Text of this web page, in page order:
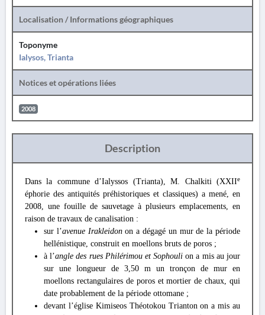
Localisation / Informations géographiques
Toponyme
Ialysos, Trianta
Notices et opérations liées
2008
Description
Dans la commune d’Ialyssos (Trianta), M. Chalkiti (XXIIe
éphorie des antiquités préhistoriques et classiques) a mené, en
2008, une fouille de sauvetage à plusieurs emplacements, en
raison de travaux de canalisation :
sur l’avenue Irakleidonon a dégagé un mur de la période
hellénistique, construit en moellons bruts de poros ;
à l’angle des rues Philérimou et Sophouli on a mis au jour
sur une longueur de 3,50 m un tronçon de mur en
moellons rectangulaires de poros et mortier de chaux, qui
date probablement de la période ottomane ;
devant l’église Kimiseos Théotokou Trianton on a mis au